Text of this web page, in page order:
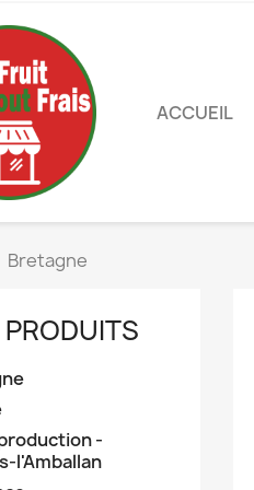
ACCUEIL
Bretagne
-
l'Amballan